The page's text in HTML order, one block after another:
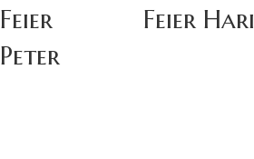
Feier
Peter
Feier Hari